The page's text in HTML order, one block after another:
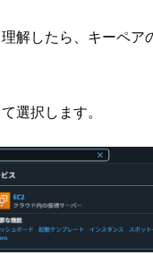
解したら、キーペア
選択します。